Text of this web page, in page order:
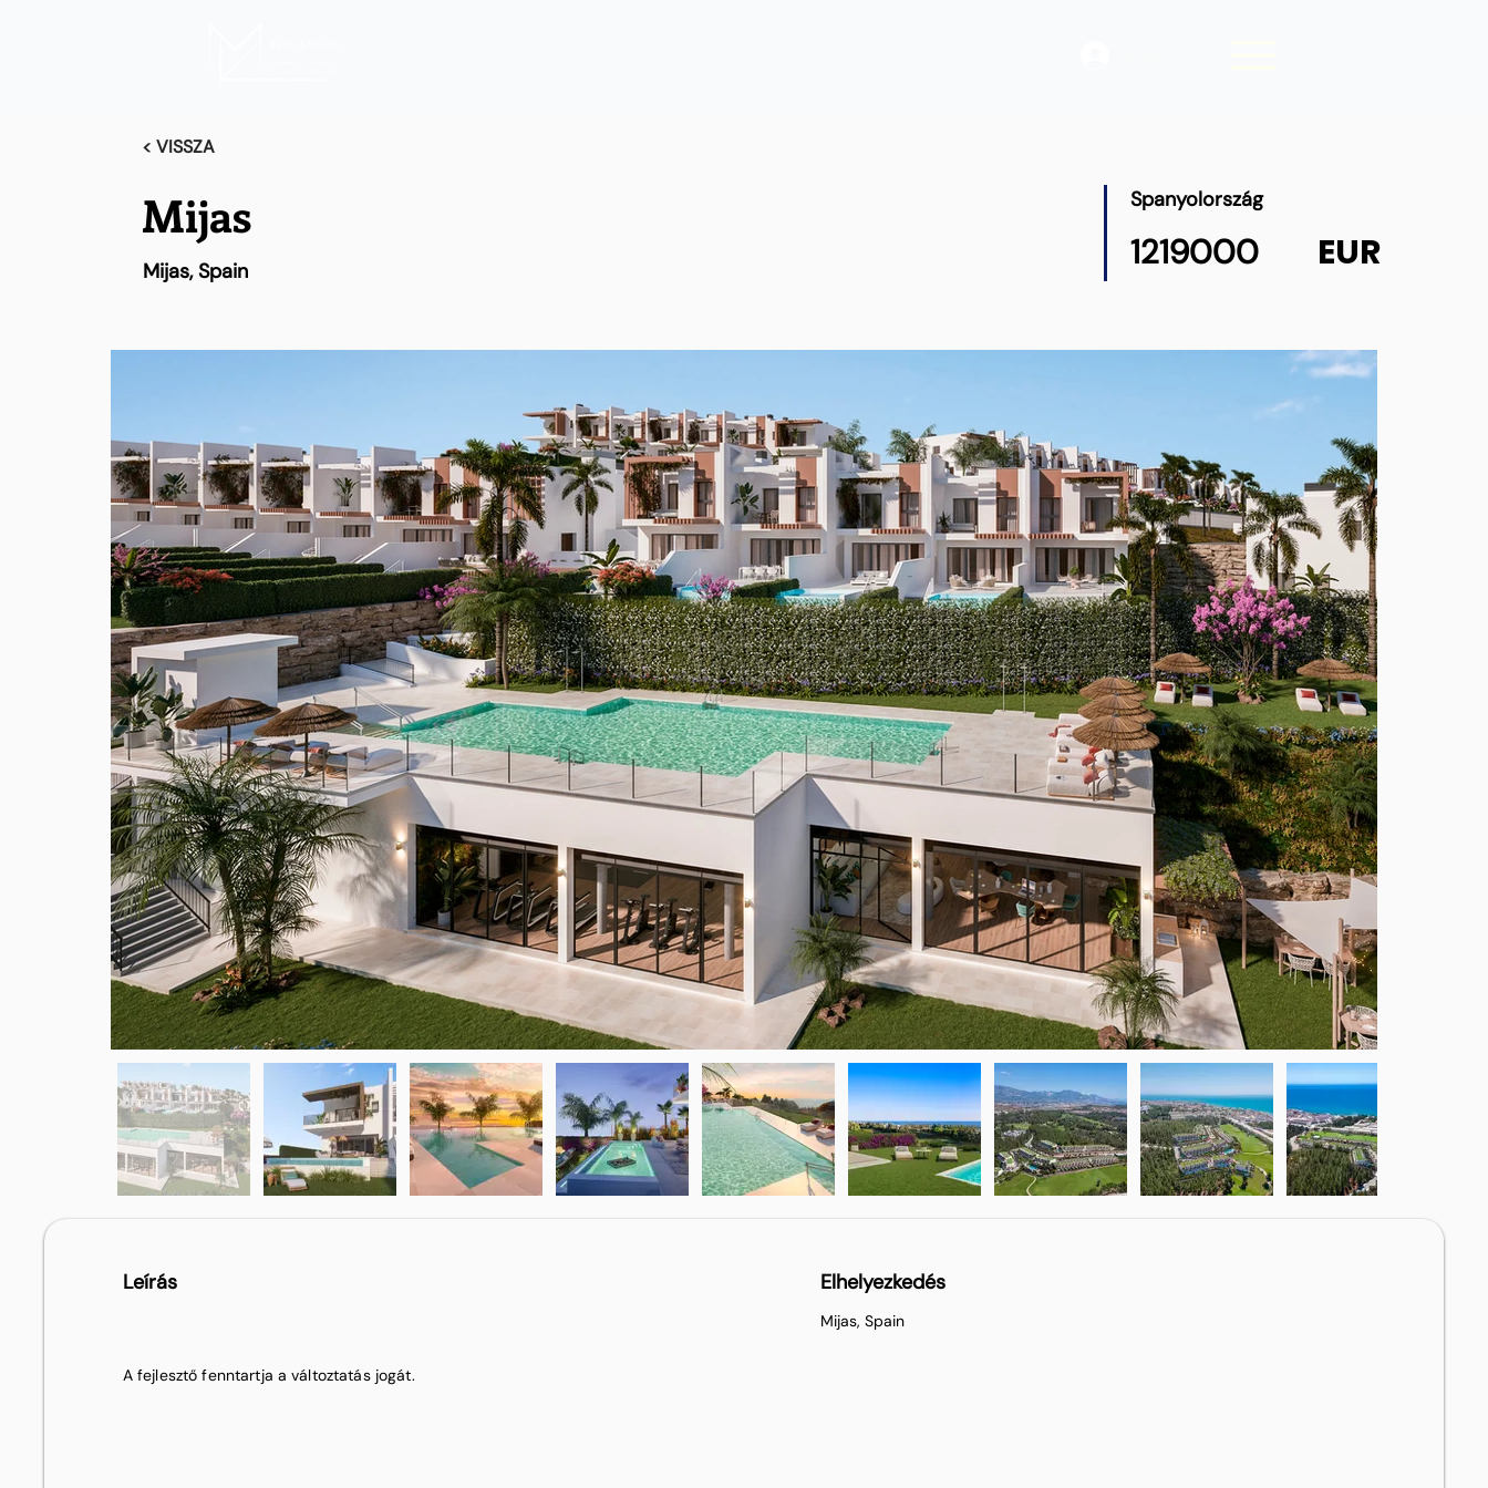
< VISSZA
Mijas
Mijas, Spain
Spanyolország
1219000 EUR
Leírás
A fejlesztő fenntartja a változtatás jogát.
Elhelyezkedés
Mijas, Spain